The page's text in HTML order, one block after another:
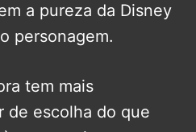
a pureza da Disney
personagem.
tem mais
de escolha do que